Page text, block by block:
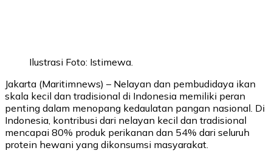
Ilustrasi Foto: Istimewa.
Jakarta (Maritimnews) – Nelayan dan pembudidaya ikan
skala kecil dan tradisional di Indonesia memiliki peran
penting dalam menopang kedaulatan pangan nasional. Di
Indonesia, kontribusi dari nelayan kecil dan tradisional
mencapai 80% produk perikanan dan 54% dari seluruh
protein hewani yang dikonsumsi masyarakat.